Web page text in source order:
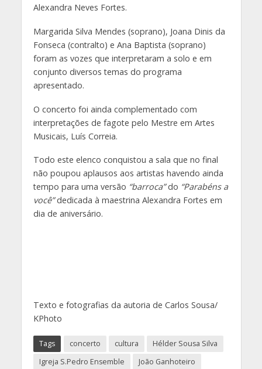
Alexandra Neves Fortes.
Margarida Silva Mendes (soprano), Joana Dinis da
Fonseca (contralto) e Ana Baptista (soprano)
foram as vozes que interpretaram a solo e em
conjunto diversos temas do programa
apresentado.
O concerto foi ainda complementado com
interpretações de fagote pelo Mestre em Artes
Musicais, Luís Correia.
Todo este elenco conquistou a sala que no final
não poupou aplausos aos artistas havendo ainda
tempo para uma versão “barroca”do “Parabéns a
você”dedicada à maestrina Alexandra Fortes em
dia de aniversário.
Texto e fotografias da autoria de Carlos Sousa/
KPhoto
Tags concerto cultura
Hélder Sousa Silva
Igreja S.Pedro Ensemble
João Ganhoteiro